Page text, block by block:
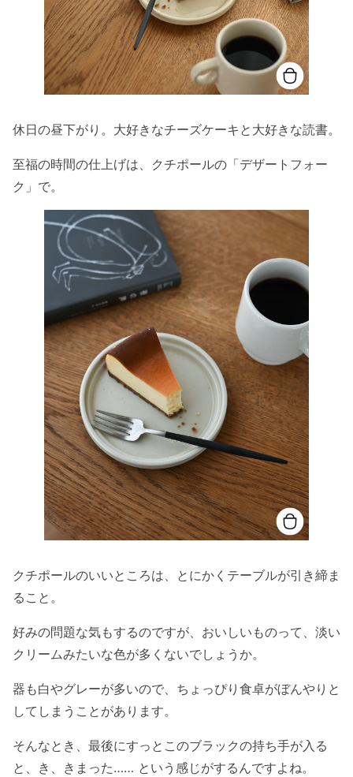
休日の昼下がり。大好きなチーズケーキと大好きな読書。
至福の時間の仕上げは、クチポールの「デザートフォー
ク」で。
クチポールのいいところは、とにかくテーブルが引き締ま
ること。
好みの問題な気もするのですが、おいしいものって、淡い
クリームみたいな色が多くないでしょうか。
器も白やグレーが多いので、ちょっぴり食卓がぼんやりと
してしまうことがあります。
そんなとき、最後にすっとこのブラックの持ち手が入る
と、き、きまった…… という感じがするんですよね。